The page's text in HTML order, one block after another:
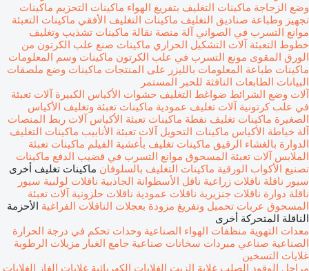
وضع الزجاجة ماكينات التغليف بتفريغ الهواء ماكينات التحزيم ماكينات
تجهيز وطباعة صناديق التغليف ماكينات التغليف الأفقي ماكينات التعبئة
موانع التسرب في الصواني آلة منصة نقالة ماكينات تشذيب وتغليف
خطوط التعبئة آلات التشكيل الحراري ماكينات صنع علب الكرتون من
الورق المقوى مونع التسرب في علب الكرتون ماكينات وسم المعلومات
ماكينات طباعة المعلومات بالليزر على المنتجات ماكينات وضع ملصقات
البيانات الطابعات النافثة للحبر المستمر
آلات وضع الشرائط ضواغط التغليف حشوات الأكياس الكبيرة آلات تعبئة
في علب كرتونية آلات تغليف عمودية ماكينات تعبئة وتغليف الأكياس
الصغيرة ماكينات تغليف نفطة ماكينات تعبئة الأكياس آلات ربط المنصات
آلة خياطة الأكياس ماكينات التحويل آلات تعبئة الأنابيب ماكينات التغليف
الدوارة بالغشاء الرقيق ماكينات تغليف بأغشية الفيلم ماكينات تعبئة
الملابس آلات تعبئة المسحوق موانع التسرب في قضيب الدفع ماكينات
تصنيع الأكواب الورقية ماكينات التغليف بالسلوفان ماكينات تغليف أخرى
سيور ناقلة ناقلات زراعية ناقل الأسطوانة الجاذبية ناقلات لولبية سيور
ناقلة دوارة ناقلات جنزيرية ناقلات عمودية ناقلات حلزونية آلات تعبئة
المسحوق عربات تحميل وتفريغ مزودة بعجلات الناقلات الفراغية الأحزمة
الناقلة المتحركة أخرى
معدات التهوية منظفات الهواء الصناعية وحدات تحكم في درجة الحرارة
الصناعية صناعي مبردات سخانات صناعية جامع الغبار مزيلات الرطوبة
غلايات التسخين
مراجل الوقود الصلب غلاية الزيت الغلايات الكهربائية غلايات الغاز الغلايات